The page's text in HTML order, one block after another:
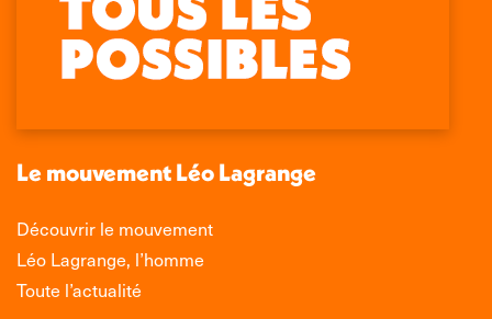
Facebook
s'ouvre
une
fenêtre
page
X
s'ouvre
une
fenêtre
page
LinkedIn
s'ouvre
une
fenêtre
page
Instagram
s'ouvre
une
nouvelle
fenêtre
Le mouvement Léo Lagrange
Découvrir le mouvement
Léo Lagrange, l’homme
Toute l’actualité